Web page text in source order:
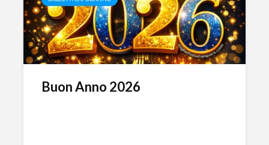
Buon Anno 2026